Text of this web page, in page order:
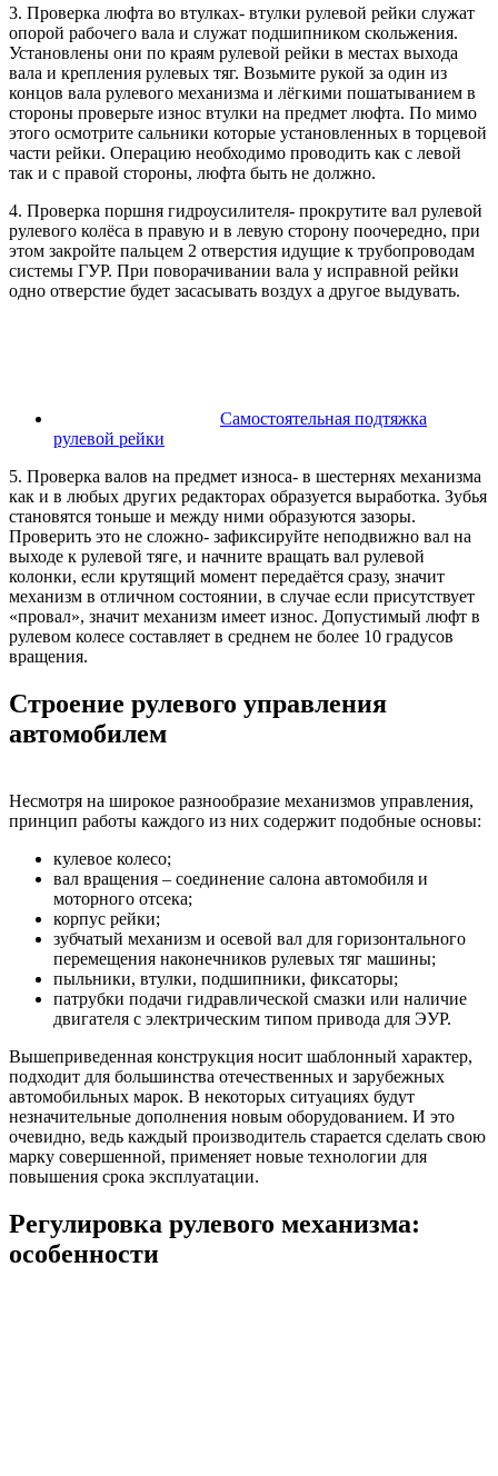
3. Проверка люфта во втулках- втулки рулевой рейки служат
опорой рабочего вала и служат подшипником скольжения.
Установлены они по краям рулевой рейки в местах выхода
вала и крепления рулевых тяг. Возьмите рукой за один из
концов вала рулевого механизма и лёгкими пошатыванием в
стороны проверьте износ втулки на предмет люфта. По мимо
этого осмотрите сальники которые установленных в торцевой
части рейки. Операцию необходимо проводить как с левой
так и с правой стороны, люфта быть не должно.
4. Проверка поршня гидроусилителя- прокрутите вал рулевой
рулевого колёса в правую и в левую сторону поочередно, при
этом закройте пальцем 2 отверстия идущие к трубопроводам
системы ГУР. При поворачивании вала у исправной рейки
одно отверстие будет засасывать воздух а другое выдувать.
Самостоятельная подтяжка
рулевой рейки
5. Проверка валов на предмет износа- в шестернях механизма
как и в любых других редакторах образуется выработка. Зубья
становятся тоньше и между ними образуются зазоры.
Проверить это не сложно- зафиксируйте неподвижно вал на
выходе к рулевой тяге, и начните вращать вал рулевой
колонки, если крутящий момент передаётся сразу, значит
механизм в отличном состоянии, в случае если присутствует
«провал», значит механизм имеет износ. Допустимый люфт в
рулевом колесе составляет в среднем не более 10 градусов
вращения.
Строение рулевого управления
автомобилем
Несмотря на широкое разнообразие механизмов управления,
принцип работы каждого из них содержит подобные основы:
кулевое колесо;
вал вращения – соединение салона автомобиля и
моторного отсека;
корпус рейки;
зубчатый механизм и осевой вал для горизонтального
перемещения наконечников рулевых тяг машины;
пыльники, втулки, подшипники, фиксаторы;
патрубки подачи гидравлической смазки или наличие
двигателя с электрическим типом привода для ЭУР.
Вышеприведенная конструкция носит шаблонный характер,
подходит для большинства отечественных и зарубежных
автомобильных марок. В некоторых ситуациях будут
незначительные дополнения новым оборудованием. И это
очевидно, ведь каждый производитель старается сделать свою
марку совершенной, применяет новые технологии для
повышения срока эксплуатации.
Регулировка рулевого механизма:
особенности